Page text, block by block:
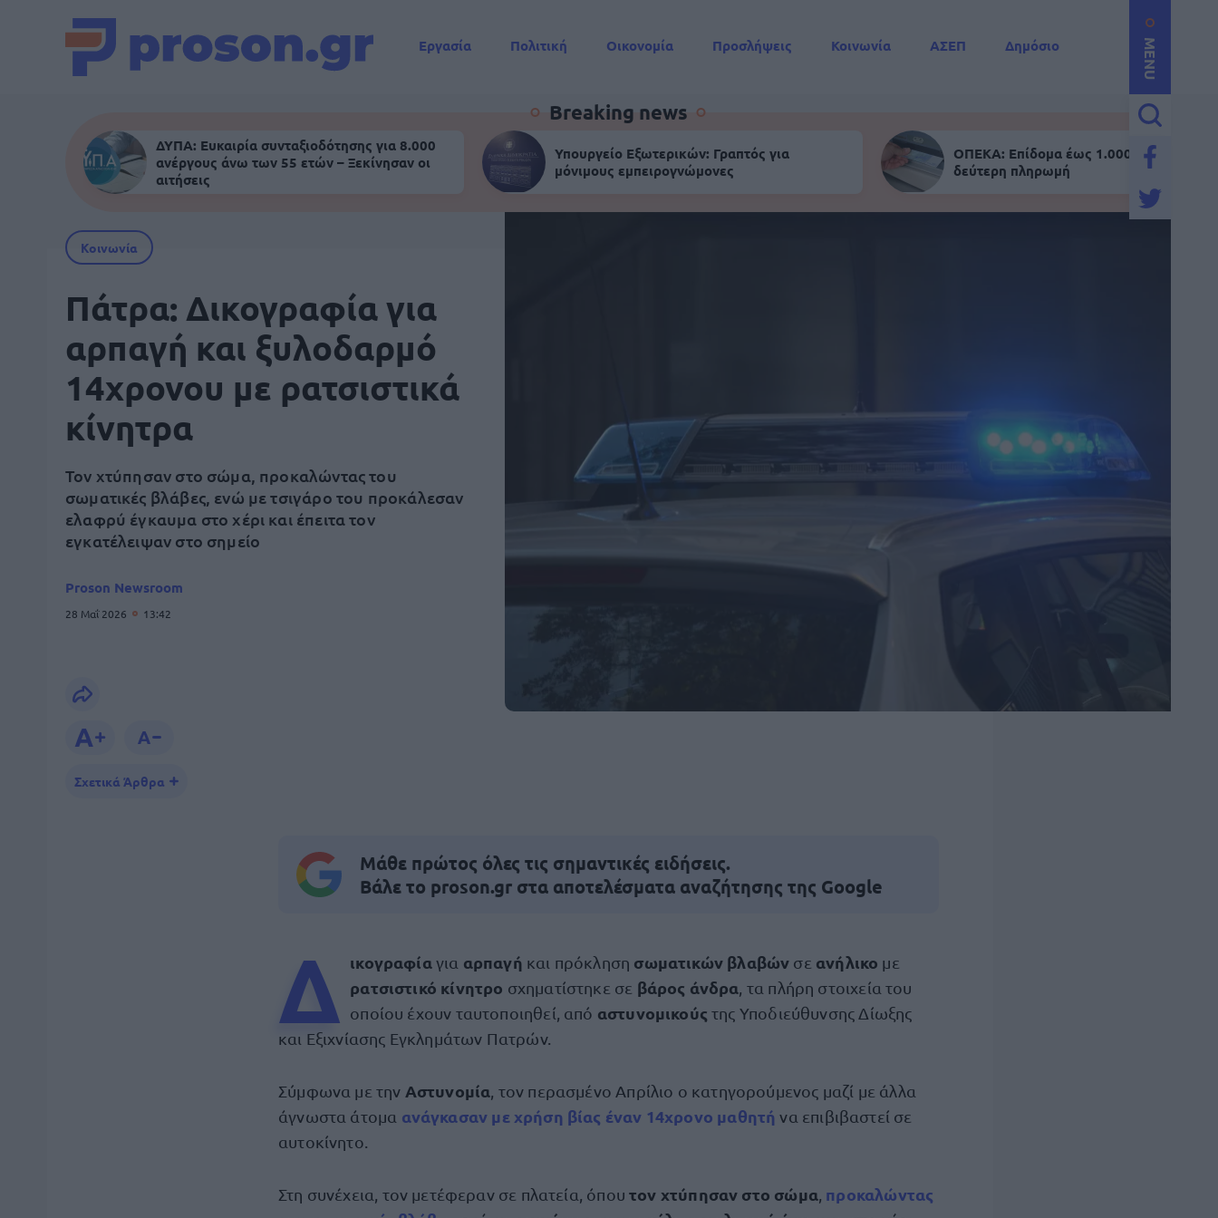
MENU
Εργασία Πολιτική Οικονομία Προσλήψεις Κοινωνία ΑΣΕΠ
Δημόσιο
Breaking news
ΔΥΠΑ: Ευκαιρία συνταξιοδότησης για 8.000
ανέργους άνω των 55 ετών – Ξεκίνησαν οι
αιτήσεις
Υπουργείο Εξωτερικών: Γραπτός για
μόνιμους εμπειρογνώμονες
ΟΠΕΚΑ: Επίδομα έως 1.000 ευρώ -
δεύτερη πληρωμή
Κοινωνία
Πάτρα: Δικογραφία για
αρπαγή και ξυλοδαρμό
14χρονου με ρατσιστικά
κίνητρα
Τον χτύπησαν στο σώμα, προκαλώντας του
σωματικές βλάβες, ενώ με τσιγάρο του προκάλεσαν
ελαφρύ έγκαυμα στο χέρι και έπειτα τον
εγκατέλειψαν στο σημείο
Proson Newsroom
28 Μαΐ 2026 13:42
Σχετικά Άρθρα
Μάθε πρώτος όλες τις σημαντικές ειδήσεις.
Βάλε το proson.gr στα αποτελέσματα αναζήτησης της Google
Δ ικογραφίαγια αρπαγή και πρόκληση σωματικών βλαβών σε ανήλικο με
ρατσιστικό κίνητρο σχηματίστηκε σε βάρος άνδρα , τα πλήρη στοιχεία του
οποίου έχουν ταυτοποιηθεί, από αστυνομικούςτης Υποδιεύθυνσης Δίωξης
και Εξιχνίασης Εγκλημάτων Πατρών.
Σύμφωνα με την Αστυνομία , τον περασμένο Απρίλιο ο κατηγορούμενος μαζί με άλλα
άγνωστα άτομα ανάγκασαν με χρήση βίας έναν 14χρονο μαθητή να επιβιβαστεί σε
αυτοκίνητο.
Στη συνέχεια, τον μετέφεραν σε πλατεία, όπουτον χτύπησαν στο σώμα προκαλώντας